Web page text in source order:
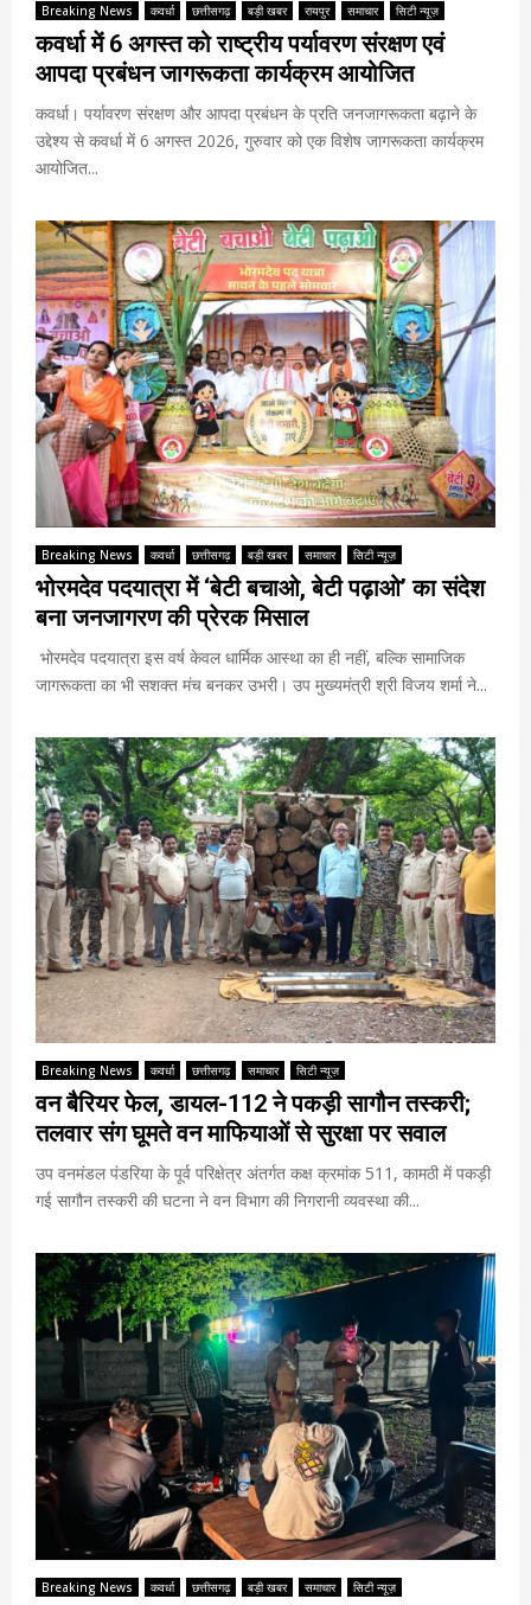
Breaking News कवर्धा छत्तीसगढ़ बड़ी खबर रायपुर समाचार सिटी न्यूज़
कवर्धा में 6 अगस्त को राष्ट्रीय पर्यावरण संरक्षण एवं
आपदा प्रबंधन जागरूकता कार्यक्रम आयोजित
कवर्धा। पर्यावरण संरक्षण और आपदा प्रबंधन के प्रति जनजागरूकता बढ़ाने के
उद्देश्य से कवर्धा में 6 अगस्त 2026, गुरुवार को एक विशेष जागरूकता कार्यक्रम
आयोजित...
Breaking News कवर्धा छत्तीसगढ़ बड़ी खबर समाचार सिटी न्यूज़
भोरमदेव पदयात्रा में ‘बेटी बचाओ, बेटी पढ़ाओ’ का संदेश
बना जनजागरण की प्रेरक मिसाल
भोरमदेव पदयात्रा इस वर्ष केवल धार्मिक आस्था का ही नहीं, बल्कि सामाजिक
जागरूकता का भी सशक्त मंच बनकर उभरी। उप मुख्यमंत्री श्री विजय शर्मा ने...
Breaking News कवर्धा छत्तीसगढ़ समाचार सिटी न्यूज़
वन बैरियर फेल, डायल-112 ने पकड़ी सागौन तस्करी;
तलवार संग घूमते वन माफियाओं से सुरक्षा पर सवाल
उप वनमंडल पंडरिया के पूर्व परिक्षेत्र अंतर्गत कक्ष क्रमांक 511, कामठी में पकड़ी
गई सागौन तस्करी की घटना ने वन विभाग की निगरानी व्यवस्था की...
Breaking News कवर्धा छत्तीसगढ़ बड़ी खबर समाचार सिटी न्यूज़